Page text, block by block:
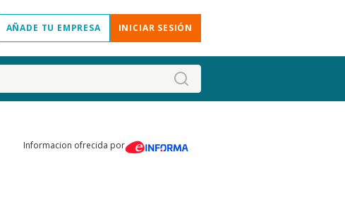
AÑADE TU EMPRESA INICIAR SESIÓN
Informacion ofrecida por